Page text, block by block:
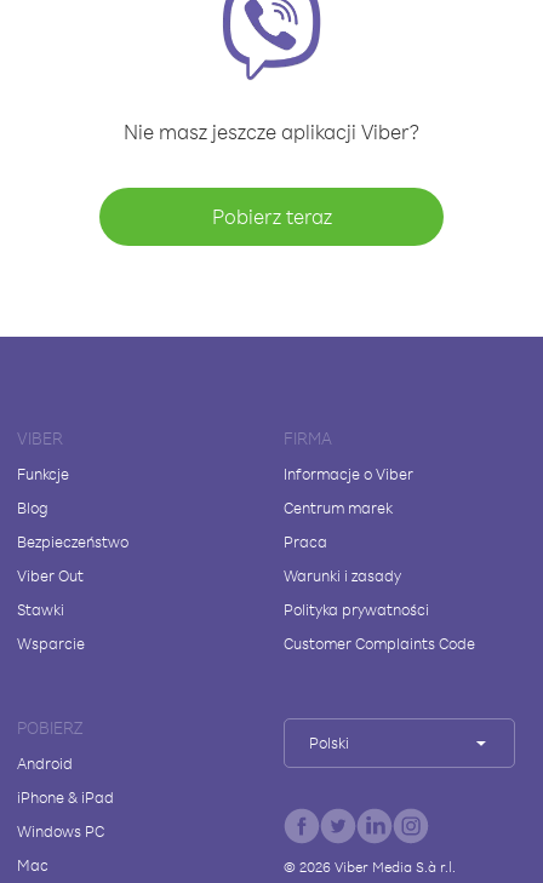
Nie masz jeszcze aplikacji Viber?
Pobierz teraz
VIBER
Funkcje
Blog
Bezpieczeństwo
Viber Out
Stawki
Wsparcie
FIRMA
Informacje o Viber
Centrum marek
Praca
Warunki i zasady
Polityka prywatności
Customer Complaints Code
POBIERZ
Android
iPhone & iPad
Windows PC
Mac
Polski
© 2026Viber Media S.à r.l.